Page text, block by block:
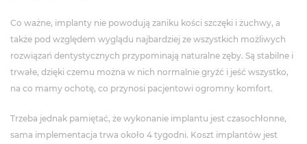
Co ważne, implanty nie powodują zaniku kości szczęki i żuchwy, a
także pod względem wyglądu najbardziej ze wszystkich możliwych
rozwiązań dentystycznych przypominają naturalne zęby. Są stabilne i
trwałe, dzięki czemu można w nich normalnie gryźć i jeść wszystko,
na co mamy ochotę, co przynosi pacjentowi ogromny komfort.
Trzeba jednak pamiętać, że wykonanie implantu jest czasochłonne,
sama implementacja trwa około 4 tygodni. Koszt implantów jest